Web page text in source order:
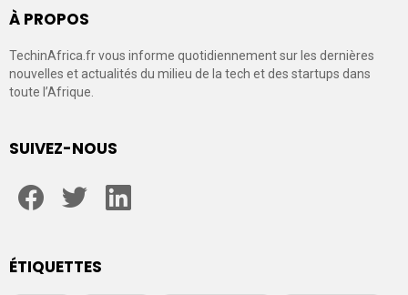
À PROPOS
TechinAfrica.fr vous informe quotidiennement sur les dernières
nouvelles et actualités du milieu de la tech et des startups dans
toute l’Afrique.
SUIVEZ-NOUS
ÉTIQUETTES